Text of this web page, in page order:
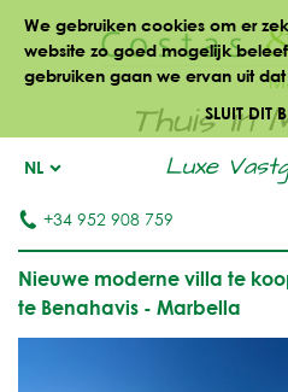
We gebruiken cookies om er
website zo goed mogelijk
gebruiken gaan we ervan uit
SLUIT DIT
Thuis in
Luxe
NL
+34 952 908 759
Nieuwe moderne villa te
te Benahavis - Marbella